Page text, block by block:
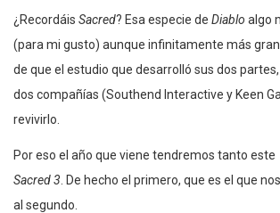
¿Recordáis Sacred? Esa especie de Diablo algo
(para mi gusto) aunque infinitamente más
de que el estudio que desarrolló sus dos
dos compañías (Southend Interactive y Keen
revivirlo.
Por eso el año que viene tendremos tanto este
Sacred 3 . De hecho el primero, que es el que
al segundo.